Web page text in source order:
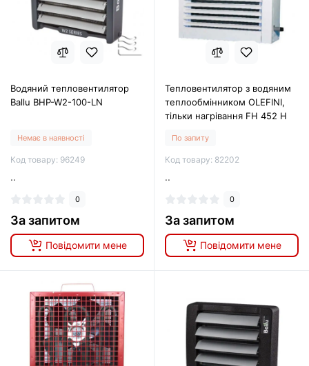
Водяний тепловентилятор
Ballu BHP-W2-100-LN
Немає в наявності
Код товару: 96249
..
0
За запитом
Повідомити мене
Тепловентилятор з водяним
теплообмінником OLEFINI,
тільки нагрівання FH 452 H
По запиту
Код товару: 82202
..
0
За запитом
Повідомити мене